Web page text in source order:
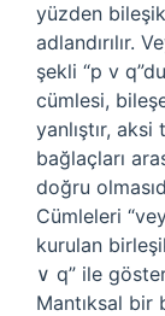
yüzden
adlandırılır.
şekli “p v
cümlesi,
yanlıştır,
bağlaçları
doğru
Cümleleri
kurulan
∨ q” ile
Mantıksal bir